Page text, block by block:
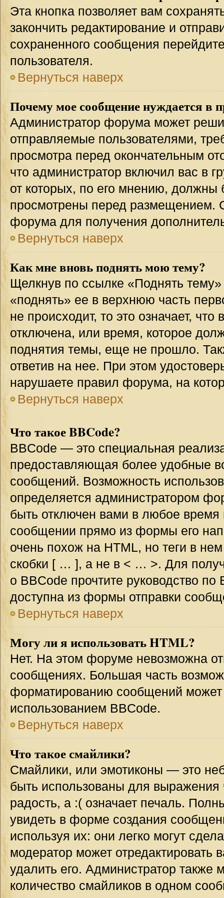
Эта кнопка позволяет вам
закончить редактирование и
сохраненного сообщения
пользователя.
Вернуться наверх
Почему мое сообщение нуждается в
Администратор форума может
отправляемые пользователями,
просмотра перед окончательным
что администратор включил вас в
от которых, по его мнению, должны
просмотрены перед размещением.
форума для получения
Вернуться наверх
Как мне вновь поднять мою тему?
Щелкнув по ссылке «Поднять
«поднять» ее в верхнюю часть
не происходит, то это означает,
отключена, или время, которое
поднятия темы, еще не прошло.
ответив на нее. При этом
нарушаете правил форума, на
Вернуться наверх
Что такое BBCode?
BBCode — это специальная
предоставляющая более удобные
сообщений. Возможность
определяется администратором
быть отключен вами в любое
сообщении прямо из формы его
очень похож на HTML, но теги в
скобки [ … ], а не в < … >. Для
о BBCode прочтите руководство
доступна из формы отправки
Вернуться наверх
Могу ли я использовать HTML?
Нет. На этом форуме невозможна
сообщениях. Большая часть
форматированию сообщений может
использованием BBCode.
Вернуться наверх
Что такое смайлики?
Смайлики, или эмотиконы — это
быть использованы для выражения
радость, а :( означает печаль.
увидеть в форме создания
используя их: они легко могут
модератор может
удалить его. Администратор также
количество смайликов в одном